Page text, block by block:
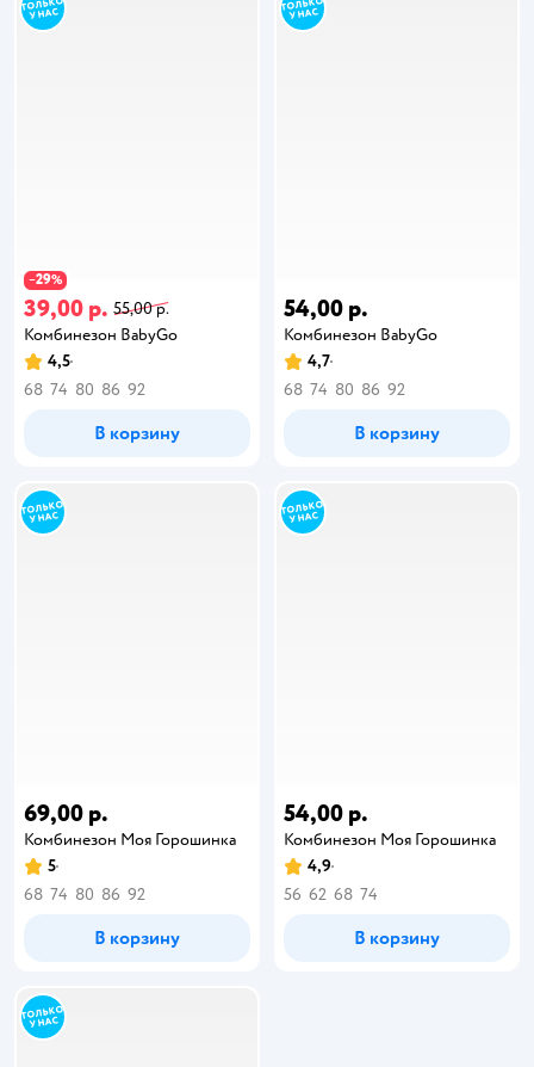
−29%
39,00 р. 55,00 р.
Комбинезон BabyGо
4,5
68 74 80 86 92
В корзину
54,00 р.
Комбинезон BabyGо
4,7
68 74 80 86 92
В корзину
69,00 р.
Комбинезон Моя Горошинка
5
68 74 80 86 92
В корзину
54,00 р.
Комбинезон Моя Горошинка
4,9
56 62 68 74
В корзину